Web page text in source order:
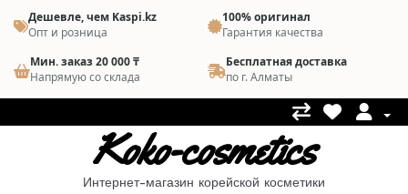
Дешевле, чем Kaspi.kz
Опт и розница
100% оригинал
Гарантия качества
Мин. заказ 20 000 ₸
Напрямую со склада
Бесплатная доставка
по г. Алматы
Koko-cosmetics
Интернет-магазин корейской косметики